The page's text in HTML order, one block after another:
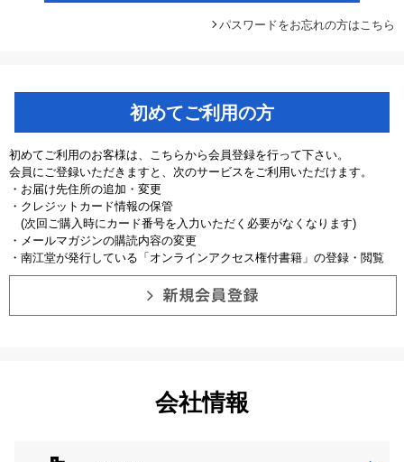
パスワードをお忘れの方はこちら
初めてご利用の方
初めてご利用のお客様は、こちらから会員登録を行って下さい。
会員にご登録いただきますと、次のサービスをご利用いただけます。
・お届け先住所の追加・変更
・クレジットカード情報の保管
(次回ご購入時にカード番号を入力いただく必要がなくなります)
・メールマガジンの購読内容の変更
・南江堂が発行している「オンラインアクセス権付書籍」の登録・閲覧
会社情報